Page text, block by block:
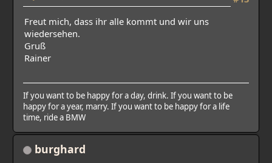
Freut mich, dass ihr alle kommt und wir uns
wiedersehen.
Gruß
Rainer
If you want to be happy for a day, drink. If you want to be
happy for a year, marry. If you want to be happy for a life
time, ride a BMW
burghard